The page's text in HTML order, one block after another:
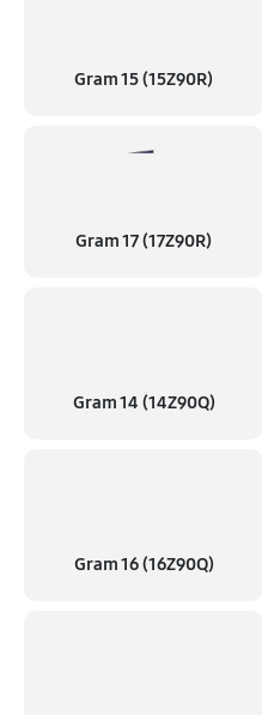
Gram 15 (15Z90R)
Gram 17 (17Z90R)
Gram 14 (14Z90Q)
Gram 16 (16Z90Q)